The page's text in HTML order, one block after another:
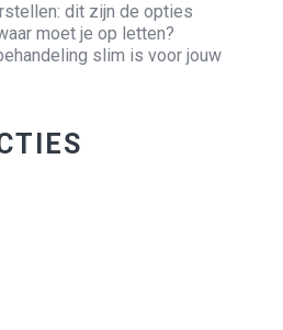
dit zijn de opties
moet je op letten?
slim is voor jouw